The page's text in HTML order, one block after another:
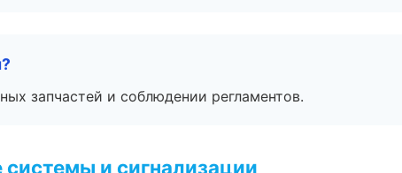
запчастей и соблюдении регламентов.
и сигнализации